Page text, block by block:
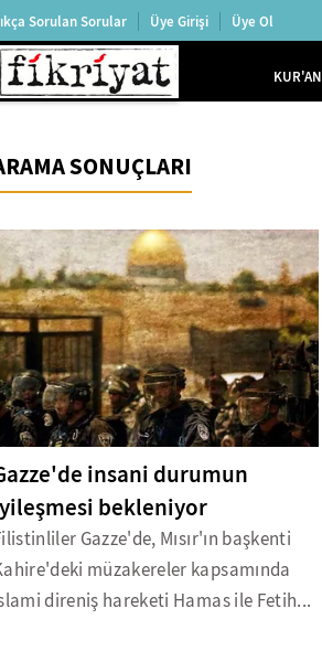
Sorulan Sorular Üye Girişi Üye Ol
SONUÇLARI
insani durumun
bekleniyor
Gazze'de, Mısır'ın başkenti
müzakereler kapsamında
direniş hareketi Hamas ile Fetih...